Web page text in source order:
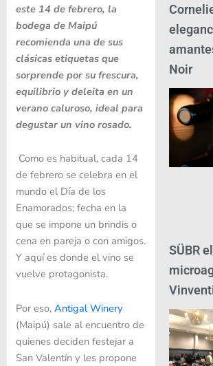
este 14 de febrero, la
bodega de Maipú
recomienda una de sus
clásicas etiquetas que
sorprende por su frescura,
equilibrio y deleita en un
verano caluroso, ideal para
degustar un vino rosado.
Como es habitual, cada 14
de febrero se celebra en el
mundo el Día de los
Enamorados; fecha en la
que se impone un brindis o
cena en pareja o con amigos.
Y aquí es donde el vino se
vuelve protagonista.
Por eso, Antigal Winery
(Maipú) sale al encuentro de
quienes deciden festejar a
San Valentín y les propone
Noir
SÜBR